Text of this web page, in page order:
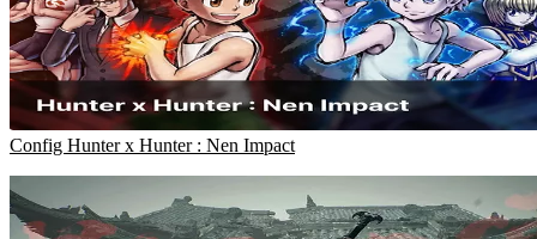
Config Hunter x Hunter : Nen Impact